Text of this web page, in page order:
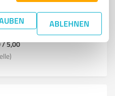
ABLEHNEN
/ 5,00